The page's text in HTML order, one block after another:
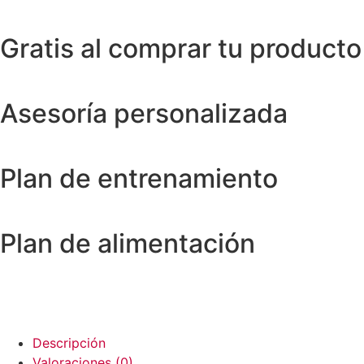
Gratis al comprar tu producto
Asesoría personalizada
Plan de entrenamiento
Plan de alimentación
Descripción